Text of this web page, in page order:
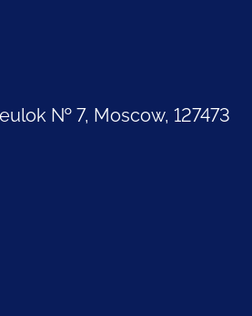
№ 7, Moscow, 127473